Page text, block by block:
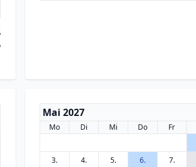
Mai 2027
Mo Di Mi Do Fr
3.
4. 5. 6. 7.